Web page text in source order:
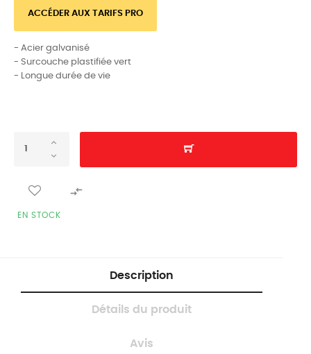
ACCÉDER AUX TARIFS PRO
- Acier galvanisé
- Surcouche plastifiée vert
- Longue durée de vie

EN STOCK
Description
Détails du produit
Avis